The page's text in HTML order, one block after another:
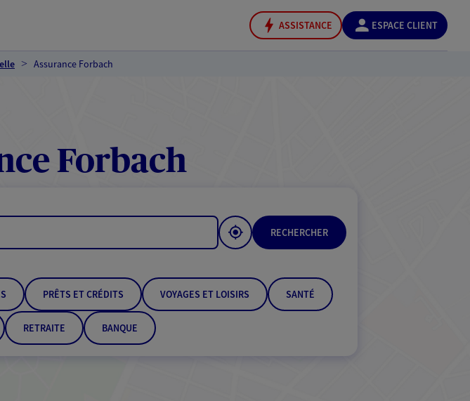
ASSISTANCE ESPACE CLIENT
Assurance Forbach
Forbach
RECHERCHER
PRÊTS ET CRÉDITS VOYAGES ET LOISIRS SANTÉ
RETRAITE BANQUE